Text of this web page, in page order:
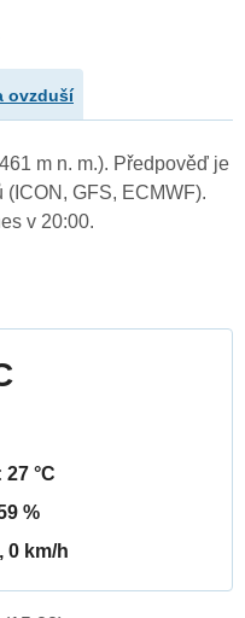
ovzduší
m n. m.). Předpověď je
GFS, ECMWF).
v 20:00.
27 °C
%
0 km/h